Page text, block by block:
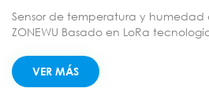
Sensor de temperatura y humedad
ZONEWU Basado en LoRa
comunicaciones de ultra larga
monitoreo inalámbrico que integra
VER MÁS